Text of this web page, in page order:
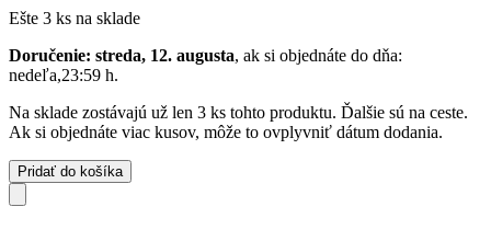
Ešte 3 ks na sklade
Doručenie: streda, 12. augusta, ak si objednáte do dňa:
nedeľa,23:59 h.
Na sklade zostávajú už len 3 ks tohto produktu. Ďalšie sú na ceste.
Ak si objednáte viac kusov, môže to ovplyvniť dátum dodania.
Pridať do košíka